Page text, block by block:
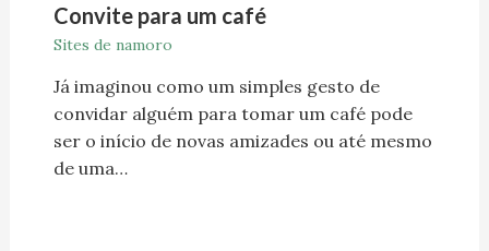
Convite para um café
Sites de namoro
Já imaginou como um simples gesto de
convidar alguém para tomar um café pode
ser o início de novas amizades ou até mesmo
de uma…